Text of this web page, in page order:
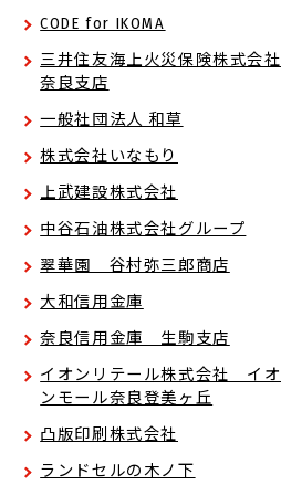
CODE for IKOMA
三井住友海上火災保険株式会社
奈良支店
一般社団法人 和草
株式会社いなもり
上武建設株式会社
中谷石油株式会社グループ
翠華園 谷村弥三郎商店
大和信用金庫
奈良信用金庫 生駒支店
イオンリテール株式会社 イオ
ンモール奈良登美ヶ丘
凸版印刷株式会社
ランドセルの木ノ下